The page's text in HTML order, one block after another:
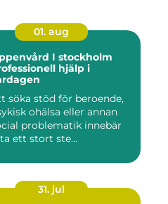
01. aug
I stockholm
hjälp i
söka stöd för beroende,
ohälsa eller annan
problematik innebär
ett stort ste...
31. jul